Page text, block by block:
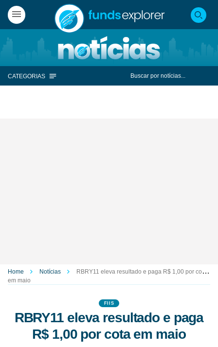
CATEGORIAS
Home Notícias
RBRY11 eleva resultado e paga R$ 1,00 por cota
em maio
FIIS
RBRY11 eleva resultado e paga
R$ 1,00 por cota em maio